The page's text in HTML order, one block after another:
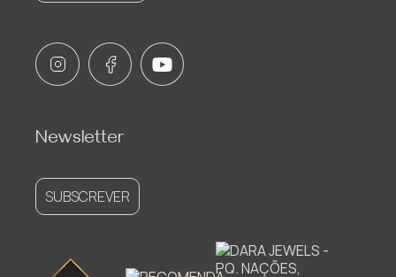
Newsletter
SUBSCREVER